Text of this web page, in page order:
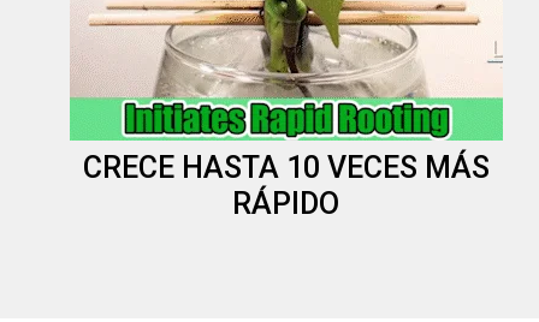
CRECE HASTA 10 VECES MÁS
RÁPIDO